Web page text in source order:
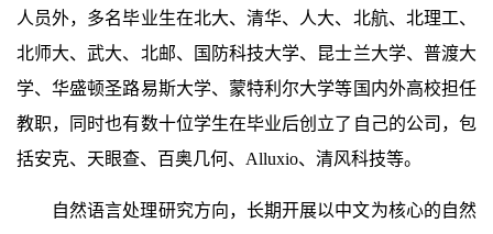
人员外，多名毕业生在北大、清华、人大、北航、北理工、
北师大、武大、北邮、国防科技大学、昆士兰大学、普渡大
学、华盛顿圣路易斯大学、蒙特利尔大学等国内外高校担任
教职，同时也有数十位学生在毕业后创立了自己的公司，包
括安克、天眼查、百奥几何、Alluxio、清风科技等。
自然语言处理研究方向，长期开展以中文为核心的自然